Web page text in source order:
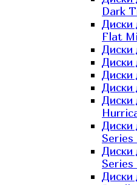
Dark
Диски
Flat
Диски
Диски
Диски
Диски
Диски
Диски
Series
Диски
Series
Диски